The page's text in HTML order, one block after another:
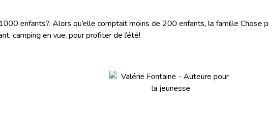
enfants?. Alors qu’elle comptait moins de 200 enfants, la famille
camping en vue, pour profiter de l’été!